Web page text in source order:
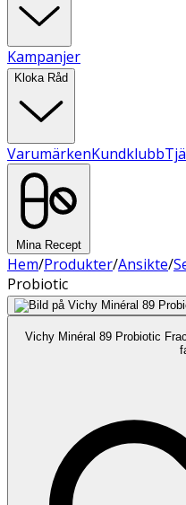
Kampanjer
Kloka Råd
VarumärkenKundklubb
Mina Recept
Hem/Produkter/Ansikte/
Probiotic
Vichy Minéral 89 Probiotic